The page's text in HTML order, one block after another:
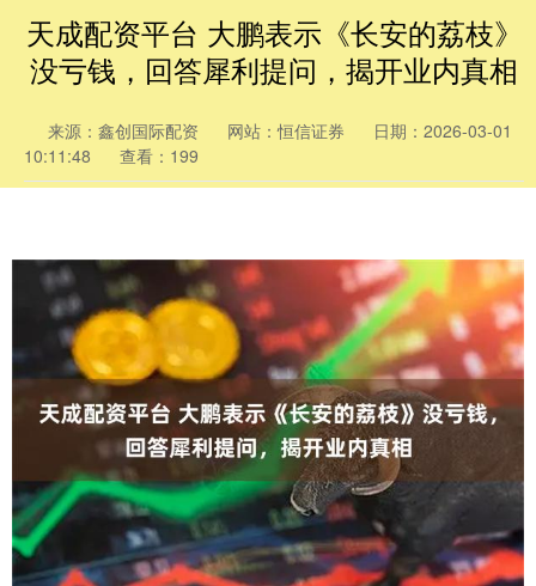
天成配资平台 大鹏表示《长安的荔枝》
没亏钱，回答犀利提问，揭开业内真相
来源：鑫创国际配资 网站：恒信证券
日期：2026-03-01
10:11:48
查看：199